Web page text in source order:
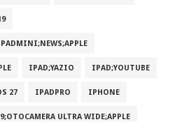
IPAD;YAZIO IPAD;YOUTUBE
27 IPADPRO IPHONE
ULTRA WIDE;APPLE